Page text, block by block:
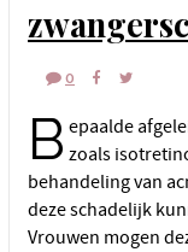
0
B epaalde
zoals
behandeling van
deze schadelijk
Vrouwen mogen